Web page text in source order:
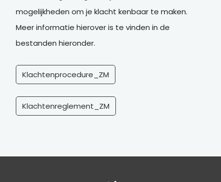
mogelijkheden om je klacht kenbaar te maken.
Meer informatie hierover is te vinden in de
bestanden hieronder.
Klachtenprocedure_ZM
Klachtenreglement_ZM